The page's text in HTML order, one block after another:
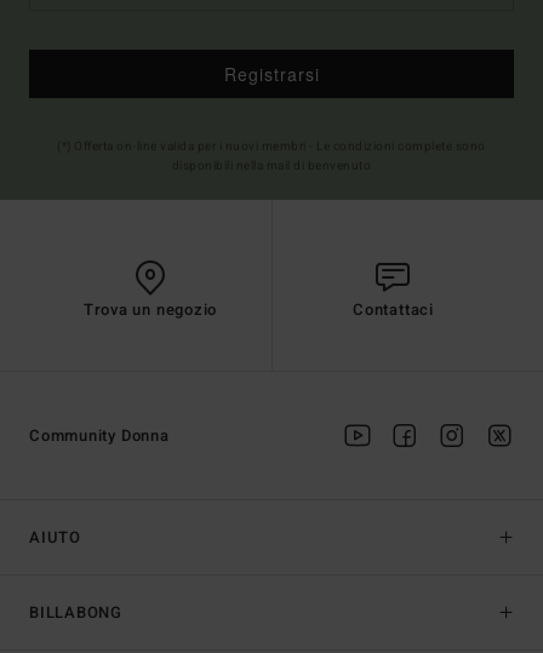
Registrarsi
Trova un negozio Contattaci
AIUTO
BILLABONG
Community Donna